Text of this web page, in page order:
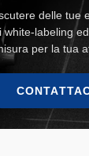
delle tue
white-labeling
per la tua